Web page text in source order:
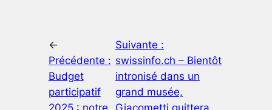
←
Précédente :
Budget
participatif
2025 : notre
Suivante :
swissinfo.ch – Bientôt
intronisé dans un
grand musée,
Giacometti quittera